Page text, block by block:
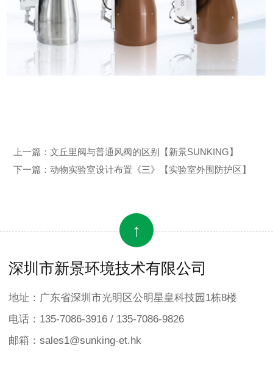
上一篇： 文丘里阀与普通风阀的区别【新景SUNKING】
下一篇： 动物实验室设计布置《三》【实验室外围防护区】
↑
深圳市新景环境技术有限公司
地址：广东省深圳市光明区公明星皇科技园1栋8楼
电话：135-7086-3916 / 135-7086-9826
邮箱：sales1@sunking-et.hk